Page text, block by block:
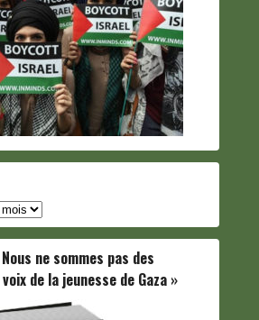
ne sommes pas des
de la jeunesse de Gaza »